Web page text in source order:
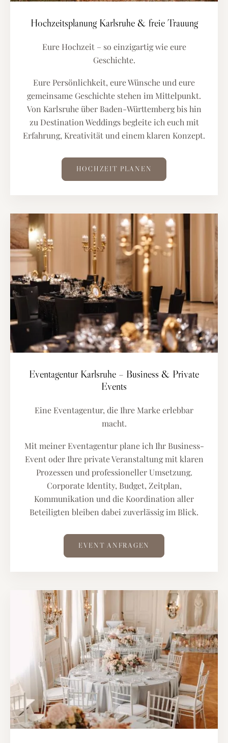
Hochzeitsplanung Karlsruhe & freie Trauung
Eure Hochzeit – so einzigartig wie eure
Geschichte.
Eure Persönlichkeit, eure Wünsche und eure
gemeinsame Geschichte stehen im Mittelpunkt.
Von Karlsruhe über Baden-Württemberg bis hin
zu Destination Weddings begleite ich euch mit
Erfahrung, Kreativität und einem klaren Konzept.
HOCHZEIT PLANEN
Eventagentur Karlsruhe – Business & Private
Events
Eine Eventagentur, die Ihre Marke erlebbar
macht.
Mit meiner Eventagentur plane ich Ihr Business-
Event oder Ihre private Veranstaltung mit klaren
Prozessen und professioneller Umsetzung.
Corporate Identity, Budget, Zeitplan,
Kommunikation und die Koordination aller
Beteiligten bleiben dabei zuverlässig im Blick.
EVENT ANFRAGEN